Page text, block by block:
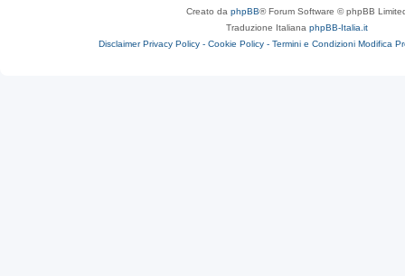
Creato da phpBB® Forum Software © phpBB
Traduzione Italiana phpBB-Italia.it
Disclaimer Privacy Policy - Cookie Policy - Termini e Condizioni Modifica